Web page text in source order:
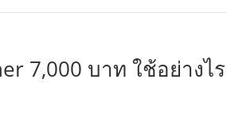
7,000 บาท ใช้อย่างไ